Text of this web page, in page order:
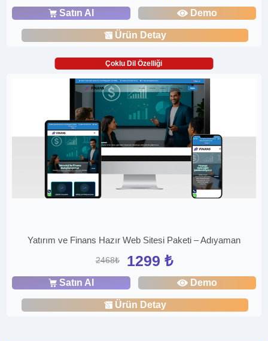
Satın Al Demo
Ürün Detay
Çoklu Dil Özelliği
Yatırım ve Finans Hazır Web Sitesi Paketi – Adıyaman
2468₺ 1299 ₺
Satın Al Demo
Ürün Detay